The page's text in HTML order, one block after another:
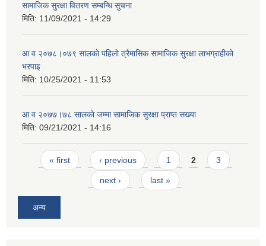
सामाजिक सुरक्षा वितरण सम्बन्धि सुचना
मिति: 11/09/2021 - 14:29
आ व २०७८।०७९ सालकाे पहिलाे त्रैमासिक सामाजिक सुरक्षा लाभग्राहीकाे
भरपाइ
मिति: 10/25/2021 - 11:53
आ व २०७७।७८ सालकाे जम्मा सामाजिक सुरक्षा प्राप्त सख्या
मिति: 09/21/2021 - 14:16
Pages
« first ‹ previous 1 2 3
next › last »
अन्य